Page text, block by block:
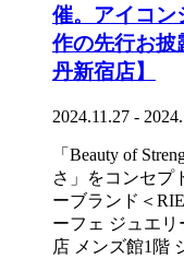
催。アイコン
作の先行お披
丹新宿店】
2024.11.27 -
「Beauty of
さ」をコンセプ
ーブランド＜
ーフェ ジュエ
店 メンズ館1階